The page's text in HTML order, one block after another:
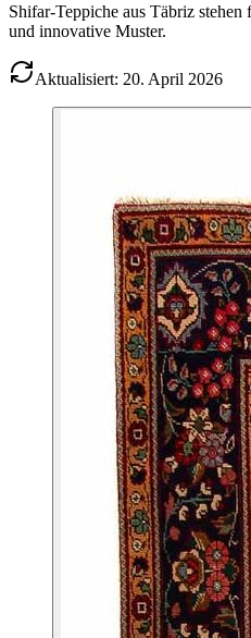
Shifar-Teppiche aus Täbriz
und innovative Muster.
Aktualisiert: 20. April 2026